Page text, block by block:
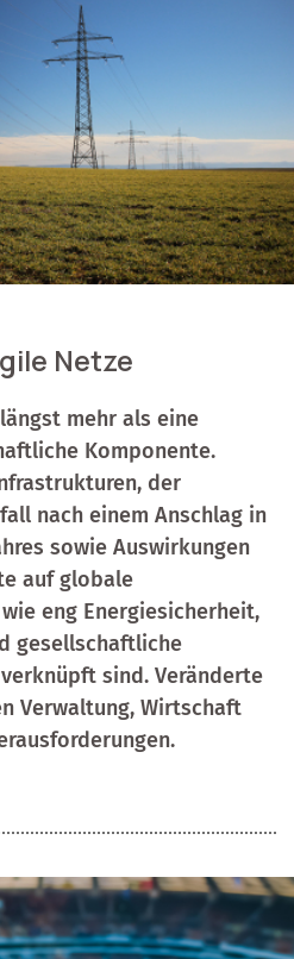
Netze
mehr als eine
Komponente.
der
nach einem Anschlag in
sowie Auswirkungen
auf globale
eng Energiesicherheit,
gesellschaftliche
sind. Veränderte
Verwaltung, Wirtschaft